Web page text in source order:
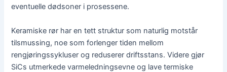
eventuelle dødsoner i prosessene.
Keramiske rør har en tett struktur som naturlig motstår
tilsmussing, noe som forlenger tiden mellom
rengjøringssykluser og reduserer driftsstans. Videre gjør
SiCs utmerkede varmeledningsevne og lave termiske